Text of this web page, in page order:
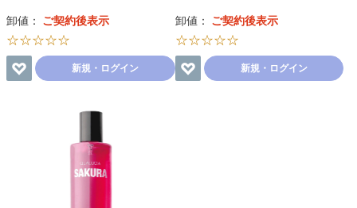
卸値： ご契約後表示
☆☆☆☆☆
新規・ログイン
卸値： ご契約後表示
☆☆☆☆☆
新規・ログイン